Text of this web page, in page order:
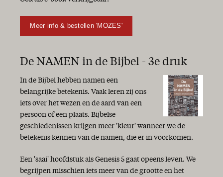
Op weg … met maar één letter verschil
Het echte leven
Goed Nieuws!
Brandpunt Midden-Oosten
Bijzonder jaar
“Ik ben de Eerste en de Laatste...”
Zomertijd
Linksom of rechtsom
Zekerheid
Meer info & bestellen 'MOZES'
De NAMEN in de Bijbel - 3e druk
In de Bijbel hebben namen een
belangrijke betekenis. Vaak leren zij ons
iets over het wezen en de aard van een
persoon of een plaats. Bijbelse
geschiedenissen krijgen meer 'kleur' wanneer we de
betekenis kennen van de namen, die er in voorkomen.
Een 'saai' hoofdstuk als Genesis 5 gaat opeens leven. We
begrijpen misschien iets meer van de grootte en het